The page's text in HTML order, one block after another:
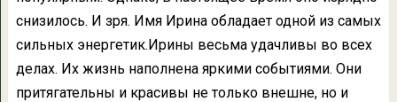
снизилось. И зря. Имя Ирина обладает одной из самых
сильных энергетик.Ирины весьма удачливы во всех
делах. Их жизнь наполнена яркими событиями. Они
притягательны и красивы не только внешне, но и